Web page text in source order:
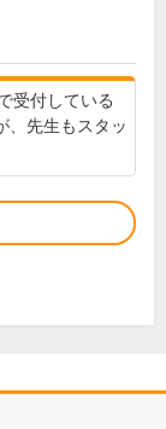
受付している
、先生もスタッ